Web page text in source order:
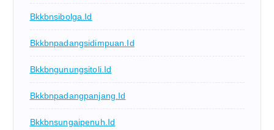
Bkkbnsibolga.id
Bkkbnpadangsidimpuan.id
Bkkbngunungsitoli.id
Bkkbnpadangpanjang.id
Bkkbnsungaipenuh.id